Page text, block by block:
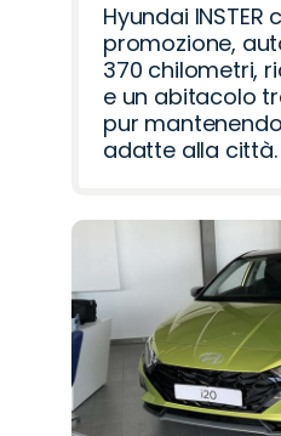
Hyundai INSTER
promozione,
370 chilometri,
e un abitacolo
pur
adatte alla città.